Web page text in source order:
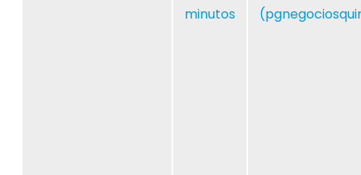
minutos